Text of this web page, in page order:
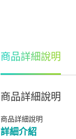
商品詳細說明
商品詳細說明
商品詳細說明
詳細介紹